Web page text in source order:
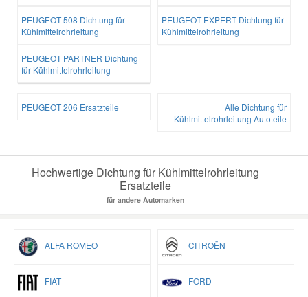
PEUGEOT 508 Dichtung für
Kühlmittelrohrleitung
PEUGEOT EXPERT Dichtung für
Kühlmittelrohrleitung
PEUGEOT PARTNER Dichtung
für Kühlmittelrohrleitung
PEUGEOT 206 Ersatzteile
Alle Dichtung für
Kühlmittelrohrleitung Autoteile
Hochwertige Dichtung für Kühlmittelrohrleitung
Ersatzteile
für andere Automarken
ALFA ROMEO CITROËN
FIAT FORD